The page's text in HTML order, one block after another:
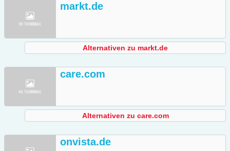
markt.de
Alternativen zu markt.de
care.com
Alternativen zu care.com
onvista.de